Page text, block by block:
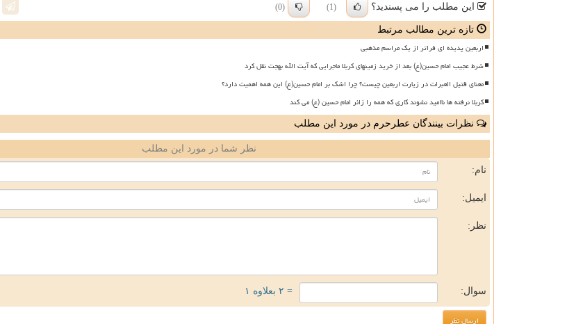
این مطلب را می پسندید؟ (1)
(0)
تازه ترین مطالب مرتبط
اربعین پدیده ای فراتر از یک مراسم مذهبی
شرط عجیب امام حسین(ع) بعد از خرید زمینهای کربلا ماجرایی که آیت الله بهجت نقل کرد
معنای قتیل العبرات در زیارت اربعین چیست؟ چرا اشک بر امام حسین(ع) این همه اهمیت دارد؟
کربلا نرفته ها ناامید نشوند کاری که همه را زائر امام حسین (ع) می کند
نظرات بینندگان عطرحرم در مورد این مطلب
نظر شما در مورد این مطلب
نام:
ایمیل:
نظر:
سوال: = ۲ بعلاوه ۱